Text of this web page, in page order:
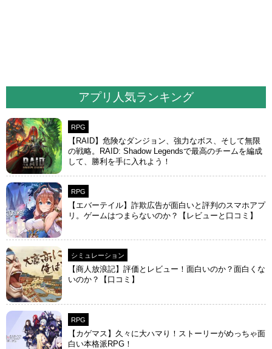
アプリ人気ランキング
RPG
【RAID】危険なダンジョン、強力なボス、そして無限
の戦略。RAID: Shadow Legendsで最高のチームを編成
して、勝利を手に入れよう！
RPG
【エバーテイル】詐欺広告が面白いと評判のスマホアプ
リ。ゲームはつまらないのか？【レビューと口コミ】
シミュレーション
【商人放浪‪記】評価とレビュー！面白いのか？面白くな
いのか？【口コミ】
RPG
【カゲマス】久々に大ハマり！ストーリーがめっちゃ面
白い本格派RPG！